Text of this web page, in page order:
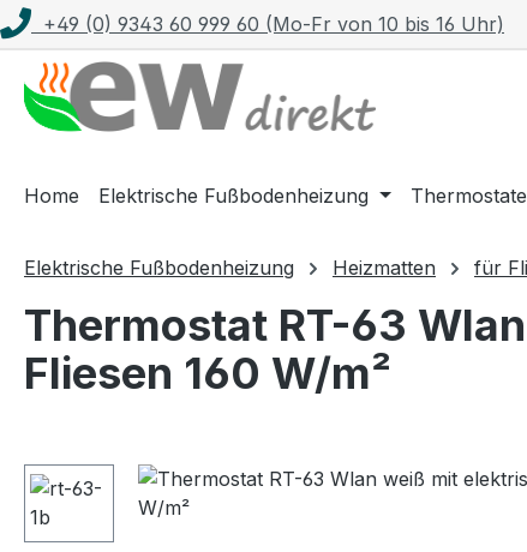
Hauptinhalt springen
Zur Suche springen
Zur Hauptnavigation springen
+49 (0) 9343 60 999 60 (Mo-Fr von 10 bis 16 Uhr)
Home Elektrische Fußbodenheizung Thermostate
Elektrische Fußbodenheizung Heizmatten für
Thermostat RT-63
Fliesen 160 W/m²
Bildergalerie überspringen